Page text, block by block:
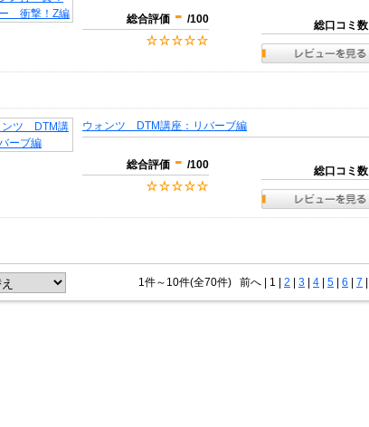
総合評価 - /100 総口コミ数
ウォンツ DTM講座：リバーブ編
総合評価 - /100 総口コミ数
1件～10件(全70件) 前へ 1 | 2 3 4 5 6 7